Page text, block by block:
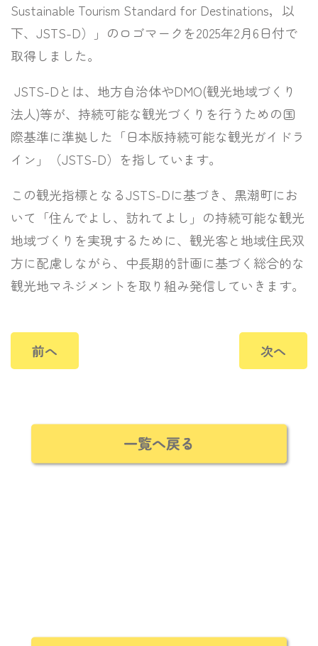
Sustainable Tourism Standard for Destinations，以
下、JSTS-D）
」のロゴマークを2025年2月6日付で
取得しました。
JSTS-Dとは、地方自治体やDMO(観光地域づくり
法人)等が、持続可能な観光づくりを行うための国
際基準に準拠した「日本版持続可能な観光ガイドラ
イン」（JSTS-D）を指しています。
この観光指標となるJSTS-Dに基づき、黒潮町にお
いて 「住んでよし、訪れてよし」の持続可能な観光
地域づくりを実現するために、観光客と地域住民双
方に配慮しながら、中長期的計画に基づく総合的な
観光地マネジメントを取り組み発信していきます。
前へ 次へ